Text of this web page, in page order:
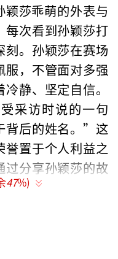
莎乖萌的外表与
每次看到孙颖莎打
。孙颖莎在赛场
服，不管面对多强
静、坚定自信。
采访时说的一句
背后的姓名。”这
置于个人利益之
过分享孙颖莎的故
任，心怀家国梦
47%)